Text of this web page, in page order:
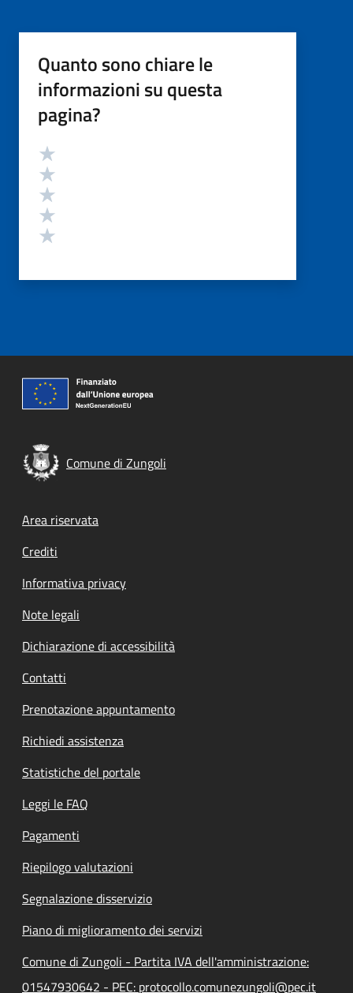
Quanto sono chiare le
informazioni su questa
pagina?
Valutazione
Comune di Zungoli
Footer menu
Area riservata
Crediti
Informativa privacy
Note legali
Dichiarazione di accessibilità
Contatti
Prenotazione appuntamento
Richiedi assistenza
Statistiche del portale
Leggi le FAQ
Pagamenti
Riepilogo valutazioni
Segnalazione disservizio
Piano di miglioramento dei servizi
Comune di Zungoli - Partita IVA dell'amministrazione:
01547930642 - PEC: protocollo.comunezungoli@pec.it